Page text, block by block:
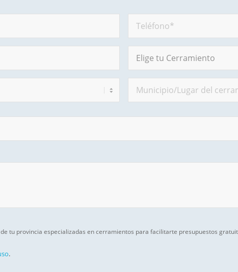
tu provincia especializadas en cerramientos para facilitarte presupuestos
.